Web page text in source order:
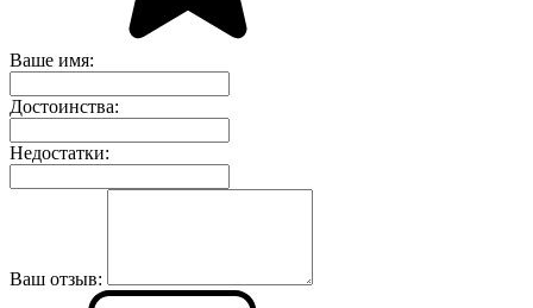
Ваше имя:
Достоинства:
Недостатки:
Ваш отзыв: